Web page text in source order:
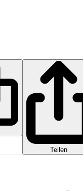
Teilen